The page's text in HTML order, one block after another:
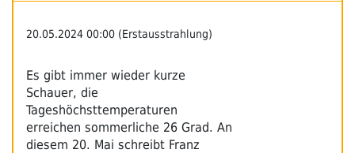
20.05.2024 00:00 (Erstausstrahlung)
Es gibt immer wieder kurze
Schauer, die
Tageshöchsttemperaturen
erreichen sommerliche 26 Grad. An
diesem 20. Mai schreibt Franz